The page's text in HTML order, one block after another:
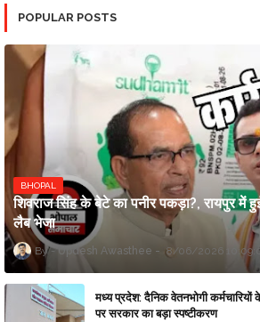
POPULAR POSTS
BHOPAL
शिवराज सिंह के बेटे का पनीर पकड़ा?, रायपुर में
लैब भेजा
Updesh Awasthee 8/06/2026
मध्य प्रदेश: दैनिक वेतनभोगी
पर सरकार का बड़ा स्पष्टीकरण